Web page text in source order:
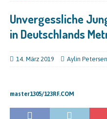
Unvergessliche
in Deutschlands
14. März 2019 Aylin Petersen
master1305/123RF.COM